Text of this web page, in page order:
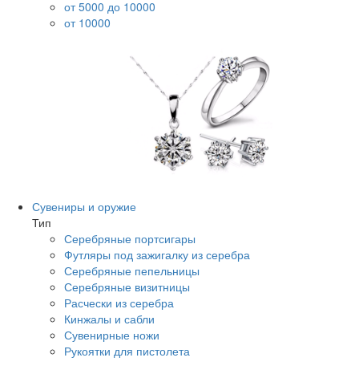
от 5000 до 10000
от 10000
Сувениры и оружие
Тип
Серебряные портсигары
Футляры под зажигалку из серебра
Серебряные пепельницы
Серебряные визитницы
Расчески из серебра
Кинжалы и сабли
Сувенирные ножи
Рукоятки для пистолета